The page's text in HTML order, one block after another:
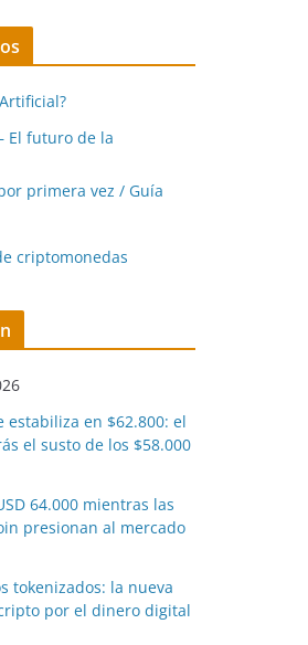
El futuro de la
primera vez / Guía
criptomonedas
estabiliza en $62.800: el
el susto de los $58.000
64.000 mientras las
presionan al mercado
tokenizados: la nueva
por el dinero digital